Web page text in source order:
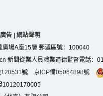
告| 網站聲明
場A座15層 郵遞區號：100040
新聞從業人員職業道德監督電話：
120531號 京ICP備05064898號
10120170005